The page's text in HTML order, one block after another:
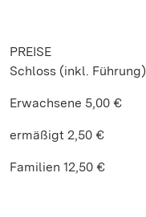
PREISE
Schloss (inkl. Führung)
Erwachsene 5,00 €
ermäßigt 2,50 €
Familien 12,50 €